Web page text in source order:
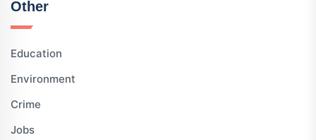
Other
Education
Environment
Crime
Jobs